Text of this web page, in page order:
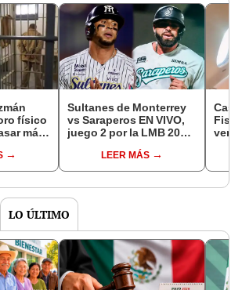
físico
más
en
Sultanes de Monterrey
vs Saraperos EN VIVO,
juego 2 por la LMB 2025:
el Clásico del Norte?
LEER MÁS
LO ÚLTIMO